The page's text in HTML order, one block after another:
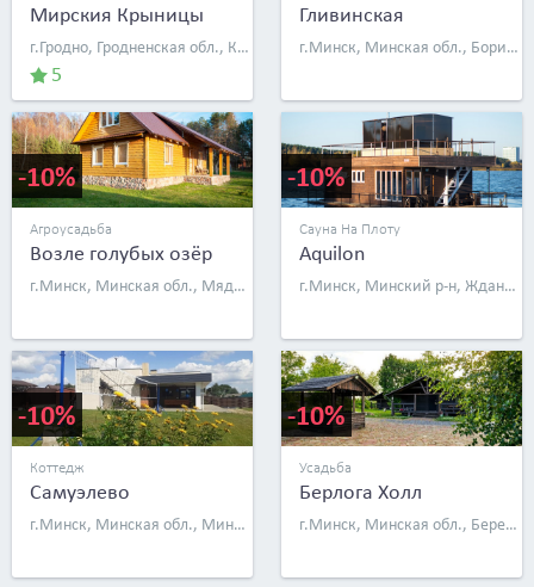
Мирския Крыницы
г.Гродно, Гродненская обл., Кореличский р-н, д. Горячки, д. 3
5
Гливинская
г.Минск, Минская обл., Борисовский р-н, д. Гливин, ул. Третья, д. 14
-10%
Агроусадьба
Возле голубых озёр
г.Минск, Минская обл., Мядельский р-н, дер. Грумбиненты, д. 34
-10%
Сауна На Плоту
Aquilon
г.Минск, Минский р-н, Ждановичский с/с, д. 61
-10%
Коттедж
Самуэлево
г.Минск, Минская обл., Минский р-н, дер. Самуэлево, Дружная ул., д. 21
-10%
Усадьба
Берлога Холл
г.Минск, Минская обл., Березинский р-н, д. Островской Перевоз, ул. Магистральная, д. 35б